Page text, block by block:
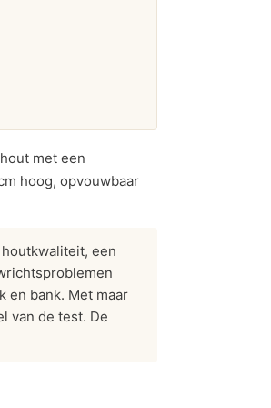
met een
hoog, opvouwbaar
een
en bank. Met maar
van de test. De